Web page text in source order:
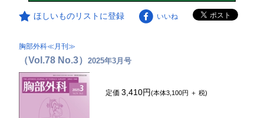
ほしいものリストに登録 いいね
胸部外科≪月刊≫
（Vol.78 No.3）2025年3月号
定価3,410円(本体3,100円 ＋ 税)